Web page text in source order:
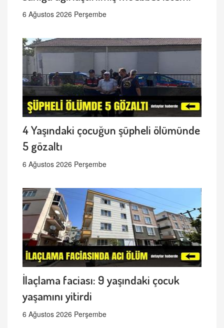
6 Ağustos 2026 Perşembe
4 Yaşındaki çocuğun şüpheli ölümünde
5 gözaltı
6 Ağustos 2026 Perşembe
İlaçlama faciası: 9 yaşındaki çocuk
yaşamını yitirdi
6 Ağustos 2026 Perşembe